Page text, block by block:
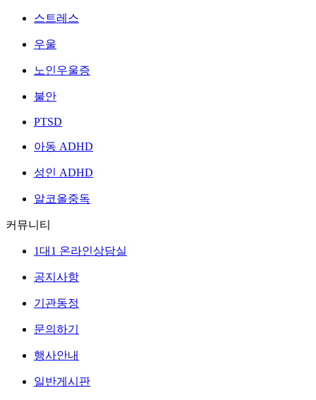
스트레스
우울
노인우울증
불안
PTSD
아동 ADHD
성인 ADHD
알코올중독
커뮤니티
1대1 온라인상담실
공지사항
기관동정
문의하기
행사안내
일반게시판